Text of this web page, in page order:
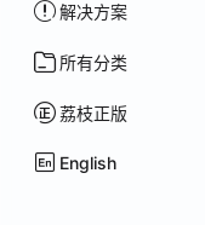
解决方案
所有分类
荔枝正版
English